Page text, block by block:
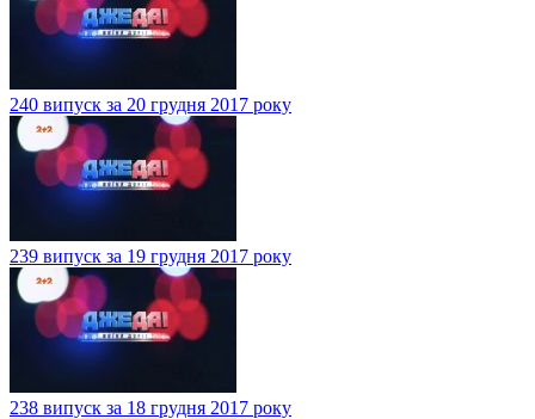
240 випуск за 20 грудня 2017 року
239 випуск за 19 грудня 2017 року
238 випуск за 18 грудня 2017 року